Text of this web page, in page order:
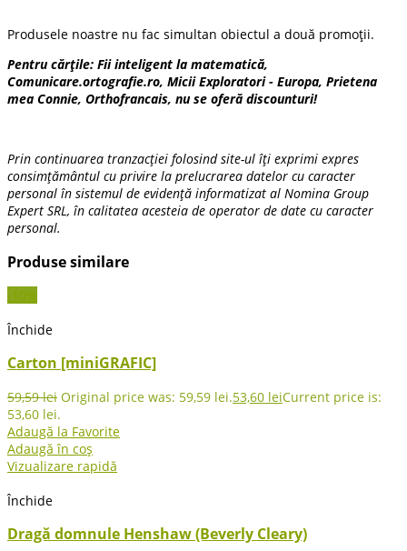
Produsele noastre nu fac simultan obiectul a două promoții.
Pentru cărțile: Fii inteligent la matematică,
Comunicare.ortografie.ro, Micii Exploratori - Europa, Prietena
mea Connie, Orthofrancais, nu se oferă discounturi!
Prin continuarea tranzacției folosind site-ul îți exprimi expres
consimțământul cu privire la prelucrarea datelor cu caracter
personal în sistemul de evidență informatizat al Nomina Group
Expert SRL, în calitatea acesteia de operator de date cu caracter
personal.
Produse similare
-10%
Închide
Carton [miniGRAFIC]
59,59lei Original price was: 59,59 lei.53,60 leiCurrent price is:
53,60 lei.
Adaugă la Favorite
Adaugă în coș
Vizualizare rapidă
Închide
Dragă domnule Henshaw (Beverly Cleary)